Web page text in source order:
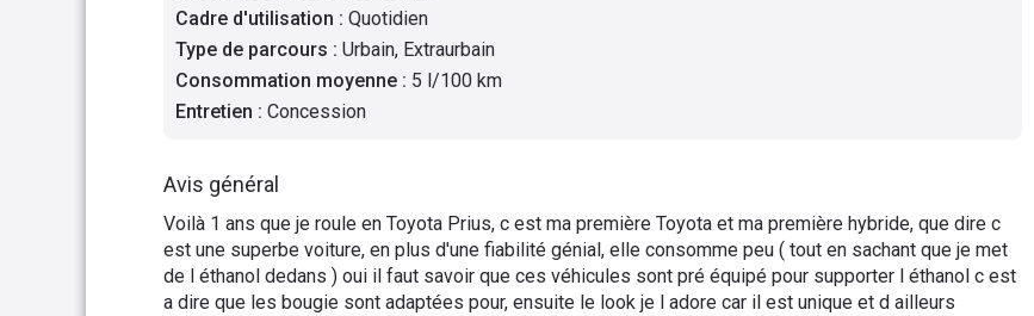
Cadre d'utilisation : Quotidien
Type de parcours : Urbain, Extraurbain
Consommation moyenne : 5 l/100 km
Entretien : Concession
Avis général
Voilà 1 ans que je roule en Toyota Prius, c est ma première Toyota et ma première hybride, que dire c
est une superbe voiture, en plus d'une fiabilité génial, elle consomme peu ( tout en sachant que je met
de l éthanol dedans ) oui il faut savoir que ces véhicules sont pré équipé pour supporter l éthanol c est
a dire que les bougie sont adaptées pour, ensuite le look je l adore car il est unique et d ailleurs